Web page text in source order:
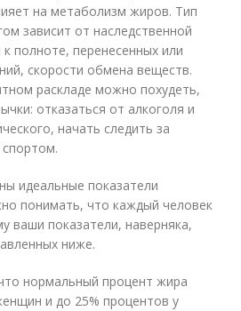
на метаболизм жиров. Тип
зависит от наследственной
полноте, перенесенных или
скорости обмена веществ.
раскладе можно похудеть,
отказаться от алкоголя и
начать следить за
идеальные показатели
понимать, что каждый человек
ваши показатели, наверняка,
ниже.
нормальный процент жира
и до 25% процентов у